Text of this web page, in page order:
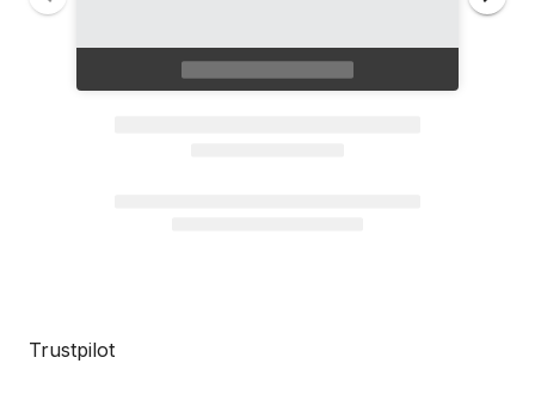
Trustpilot